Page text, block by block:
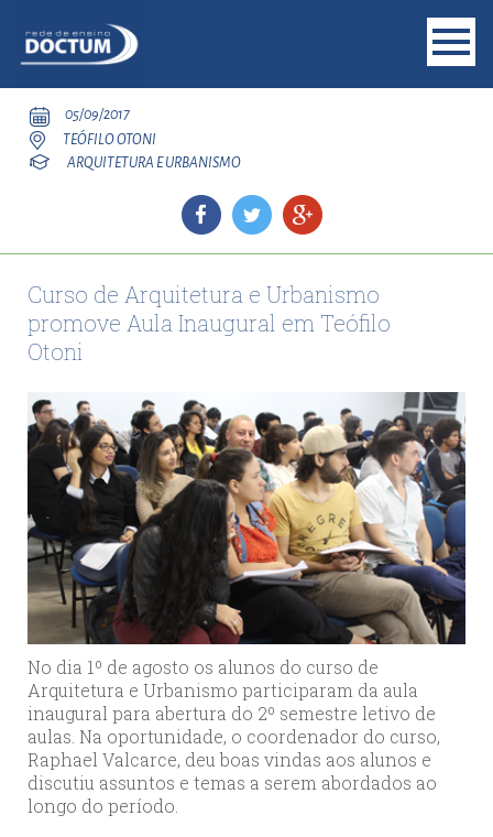
05/09/2017
TEÓFILO OTONI
ARQUITETURA E URBANISMO
Curso de Arquitetura e Urbanismo
promove Aula Inaugural em Teófilo
Otoni
No dia 1º de agosto os alunos do curso de
Arquitetura e Urbanismo participaram da aula
inaugural para abertura do 2º semestre letivo de
aulas. Na oportunidade, o coordenador do curso,
Raphael Valcarce, deu boas vindas aos alunos e
discutiu assuntos e temas a serem abordados ao
longo do período.